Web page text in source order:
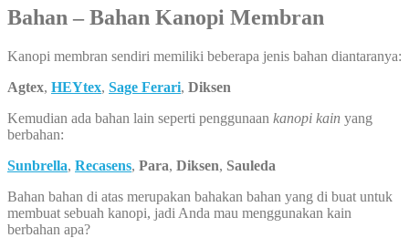
Bahan – Bahan Kanopi Membran
Kanopi membran sendiri memiliki beberapa jenis bahan diantaranya:
Agtex, HEYtex, Sage Ferari, Diksen
Kemudian ada bahan lain seperti penggunaan kanopi kain yang
berbahan:
Sunbrella, Recasens, Para, Diksen, Sauleda
Bahan bahan di atas merupakan bahakan bahan yang di buat untuk
membuat sebuah kanopi, jadi Anda mau menggunakan kain
berbahan apa?